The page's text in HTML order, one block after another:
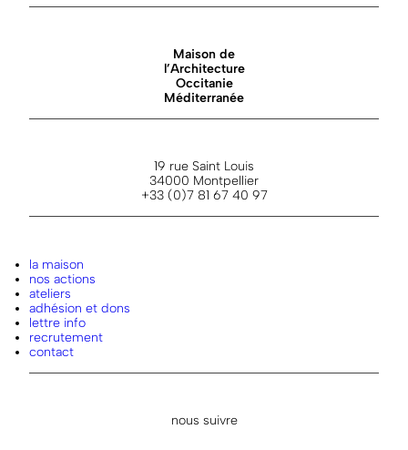
Maison de
l’Architecture
Occitanie
Méditerranée
19 rue Saint Louis
34000 Montpellier
+33 (0)7 81 67 40 97
la maison
nos actions
ateliers
adhésion et dons
lettre info
recrutement
contact
nous suivre